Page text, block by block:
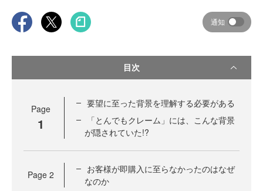
通知
目次
Page
1
要望に至った背景を理解する必要がある
「とんでもクレーム」には、こんな背景
が隠されていた!?
Page 2
お客様が即購入に至らなかったのはなぜ
なのか